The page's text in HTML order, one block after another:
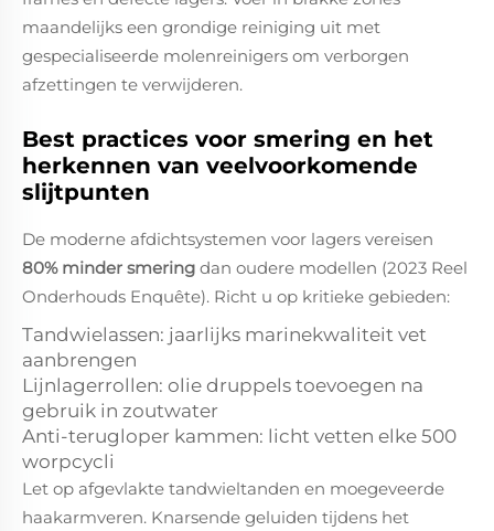
maandelijks een grondige reiniging uit met
gespecialiseerde molenreinigers om verborgen
afzettingen te verwijderen.
Best practices voor smering en het
herkennen van veelvoorkomende
slijtpunten
De moderne afdichtsystemen voor lagers vereisen
80% minder smering dan oudere modellen (2023 Reel
Onderhouds Enquête). Richt u op kritieke gebieden:
Tandwielassen: jaarlijks marinekwaliteit vet
aanbrengen
Lijnlagerrollen: olie druppels toevoegen na
gebruik in zoutwater
Anti-terugloper kammen: licht vetten elke 500
worpcycli
Let op afgevlakte tandwieltanden en moegeveerde
haakarmveren. Knarsende geluiden tijdens het